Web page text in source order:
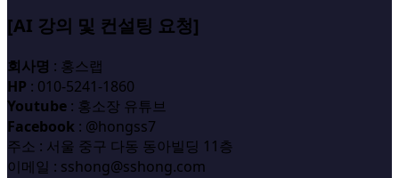
[AI 강의 및 컨설팅 요청]
회사명 : 홍스랩
HP : 010-5241-1860
Youtube : 홍소장 유튜브
Facebook : @hongss7
주소 : 서울 중구 다동 동아빌딩 11층
이메일 : sshong@sshong.com